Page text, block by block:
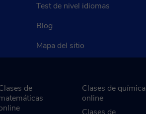
Test de nivel idiomas
Blog
Mapa del sitio
de
Clases de química
online